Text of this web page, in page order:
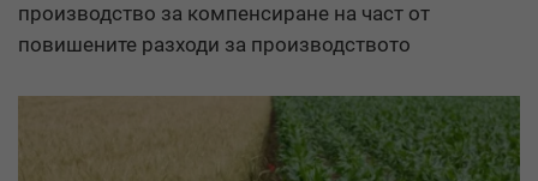
производство за компенсиране на част от
повишените разходи за производството